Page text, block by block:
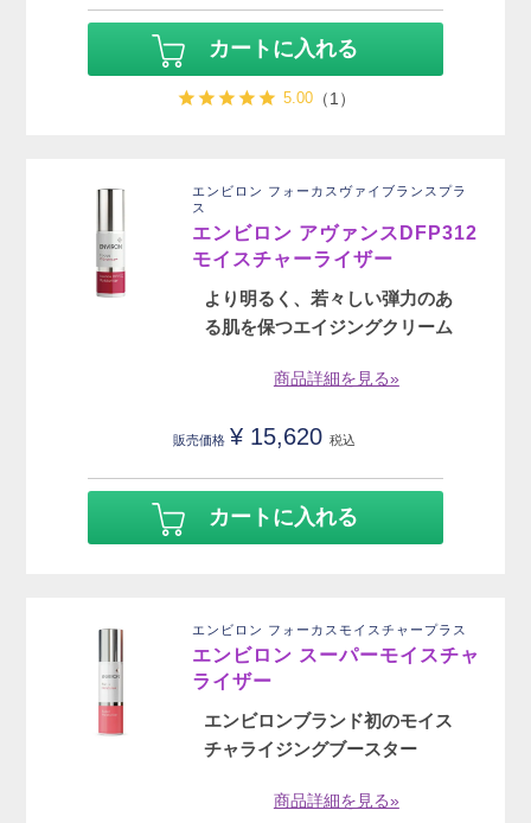
カートに入れる
5.00（1）
エンビロン フォーカスヴァイブランスプラ
ス
エンビロン アヴァンスDFP312
モイスチャーライザー
より明るく、若々しい弾力のあ
る肌を保つエイジングクリーム
商品詳細を見る»
販売価格 ¥ 15,620 税込
カートに入れる
エンビロン フォーカスモイスチャープラス
エンビロン スーパーモイスチャ
ライザー
エンビロンブランド初のモイス
チャライジングブースター
商品詳細を見る»